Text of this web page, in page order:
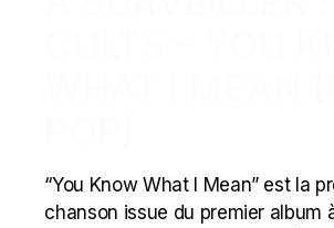
“You Know What I Mean” est la
chanson issue du premier album